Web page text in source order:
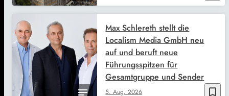
bookmark_border
5. Aug. 2026
Max Schlereth stellt die
Localism Media GmbH neu
auf und beruft neue
Führungsspitzen für
Gesamtgruppe und Sender